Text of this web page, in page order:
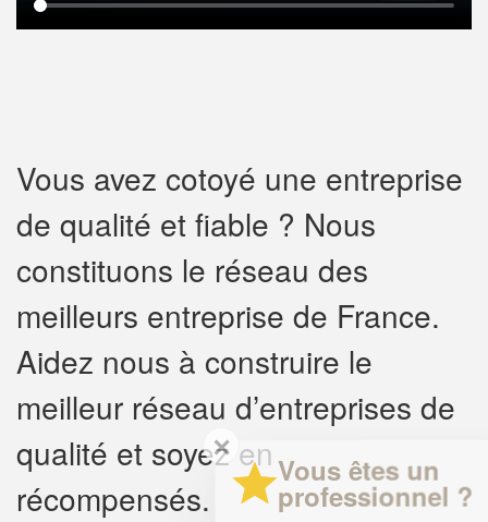
Vous avez cotoyé une entreprise
de qualité et fiable ? Nous
constituons le réseau des
meilleurs entreprise de France.
Aidez nous à construire le
meilleur réseau d’entreprises de
qualité et soyez en
récompensés.
✕
Vous êtes un
professionnel ?